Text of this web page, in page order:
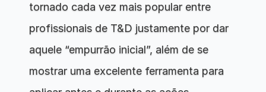
tornado cada vez mais popular entre
profissionais de T&D justamente por dar
aquele “empurrão inicial”, além de se
mostrar uma excelente ferramenta para